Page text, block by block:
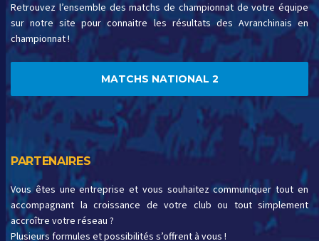
Retrouvez l’ensemble des matchs de championnat de votre équipe
sur notre site pour connaitre les résultats des Avranchinais en
championnat !
MATCHS NATIONAL 2
PARTENAIRES
Vous êtes une entreprise et vous souhaitez communiquer tout en
accompagnant la croissance de votre club ou tout simplement
accroître votre réseau ?
Plusieurs formules et possibilités s’offrent à vous !